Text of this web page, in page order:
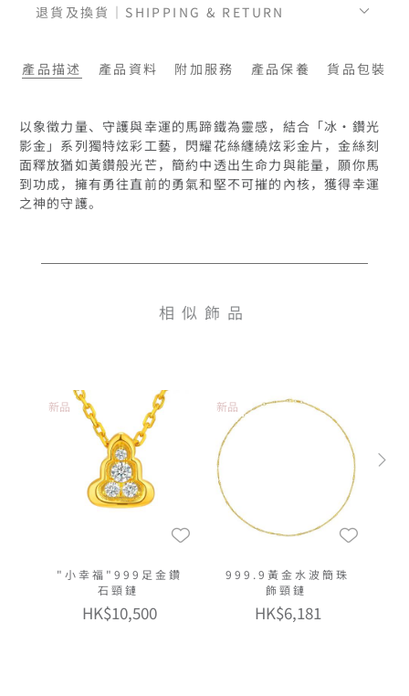
退貨及換貨｜SHIPPING & RETURN
產品描述 產品資料 附加服務 產品保養 貨品包裝
以象徵力量、守護與幸運的馬蹄鐵為靈感，結合「冰•鑽光
影金」系列獨特炫彩工藝，閃耀花絲纏繞炫彩金片，金絲刻
面釋放猶如黃鑽般光芒，簡約中透出生命力與能量，願你馬
到功成，擁有勇往直前的勇氣和堅不可摧的內核，獲得幸運
之神的守護。
相似飾品
新品
"小幸福"999足金鑽
石頸鏈
HK$10,500
新品
999.9黃金水波簡珠
飾頸鏈
HK$6,181